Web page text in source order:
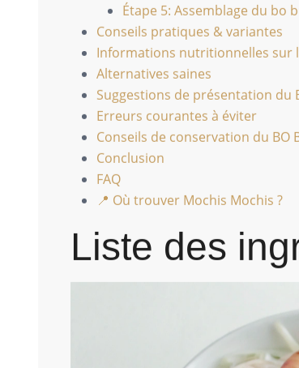
Étape 5: Assemblage du bo
Conseils pratiques & variantes
Informations nutritionnelles sur le
Alternatives saines
Suggestions de présentation du
Erreurs courantes à éviter
Conseils de conservation du BO
Conclusion
FAQ
📍 Où trouver Mochis Mochis ?
Liste des